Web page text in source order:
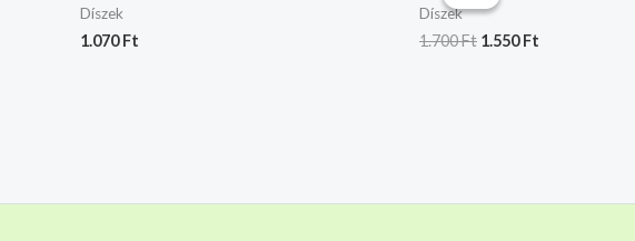
Díszek
1.070Ft
Díszek
1.700Ft 1.550Ft